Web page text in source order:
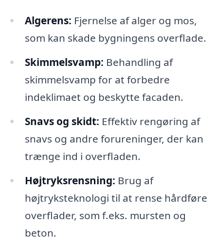
Algerens: Fjernelse af alger og mos,
som kan skade bygningens overflade.
Skimmelsvamp: Behandling af
skimmelsvamp for at forbedre
indeklimaet og beskytte facaden.
Snavs og skidt: Effektiv rengøring af
snavs og andre forureninger, der kan
trænge ind i overfladen.
Højtryksrensning: Brug af
højtryksteknologi til at rense hårdføre
overflader, som f.eks. mursten og
beton.